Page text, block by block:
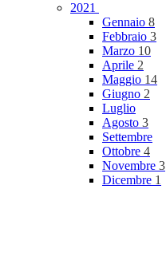
2021
Gennaio 8
Febbraio 3
Marzo 10
Aprile 2
Maggio 14
Giugno 2
Luglio
Agosto 3
Settembre
Ottobre 4
Novembre 3
Dicembre 1